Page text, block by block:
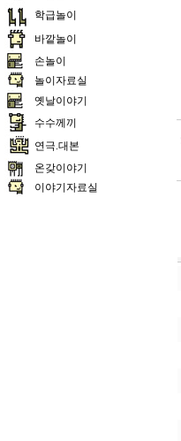
학급놀이
바깥놀이
손놀이
놀이자료실
옛날이야기
수수께끼
연극.대본
온갖이야기
이야기자료실